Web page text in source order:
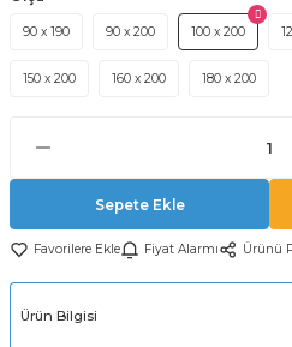
90 x 190 90 x 200 100 x 200
150 x 200 160 x 200 180 x 200
Sepete Ekle
Fiyat Alarmı Ürünü
Ürün Bilgisi